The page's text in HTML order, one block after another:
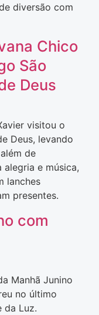
diversão com
Chico
São
Deus
visitou o
Deus, levando
de
e música,
lanches
presentes.
com
Manhã Junino
no último
da Luz.